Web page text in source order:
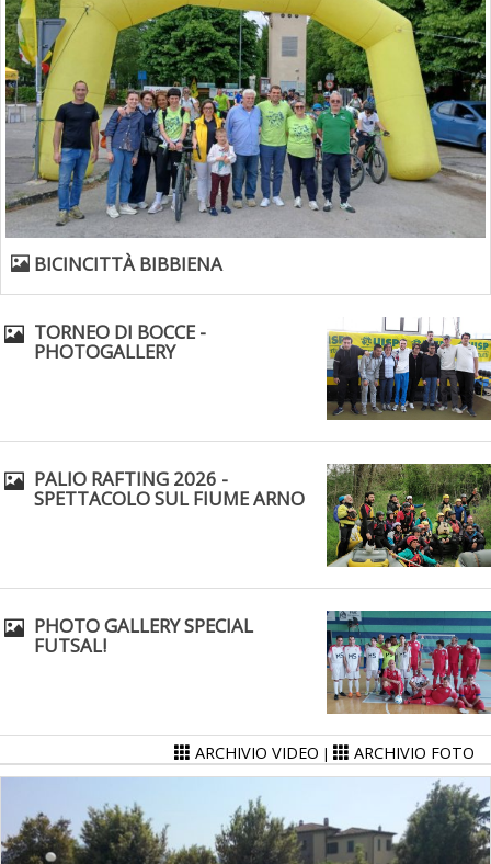
Ddl Lobby, Uisp: “Il Parlamento valorizzi le nostre specificità"
La formazione Uisp rallenta ma prosegue anche in estate
Roma
BICINCITTÀ BIBBIENA
TORNEO DI BOCCE -
PHOTOGALLERY
PALIO RAFTING 2026 -
SPETTACOLO SUL FIUME ARNO
PHOTO GALLERY SPECIAL
FUTSAL!
ARCHIVIO VIDEO | ARCHIVIO FOTO